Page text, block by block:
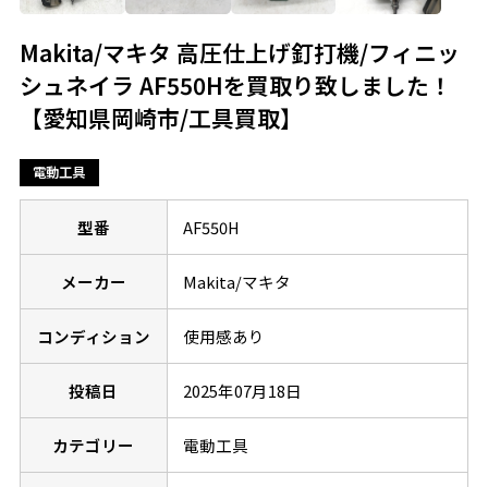
Makita/マキタ 高圧仕上げ釘打機/フィニッ
シュネイラ AF550Hを買取り致しました！
【愛知県岡崎市/工具買取】
電動工具
型番 AF550H
メーカー Makita/マキタ
コンディション 使用感あり
投稿日 2025年07月18日
カテゴリー 電動工具